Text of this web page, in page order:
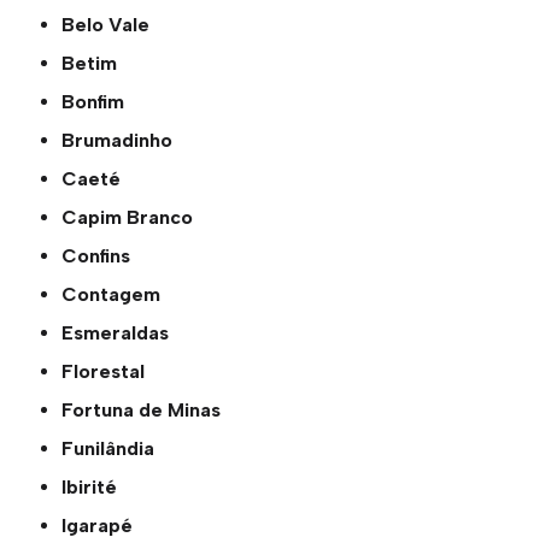
Belo Vale
Betim
Bonfim
Brumadinho
Caeté
Capim Branco
Confins
Contagem
Esmeraldas
Florestal
Fortuna de Minas
Funilândia
Ibirité
Igarapé